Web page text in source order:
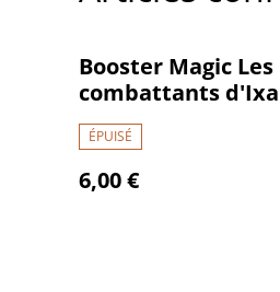
Booster Magic Les
combattants
ÉPUISÉ
6,00 €